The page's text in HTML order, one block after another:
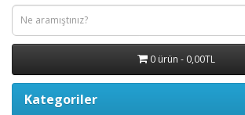
0 ürün - 0,00TL
Kategoriler